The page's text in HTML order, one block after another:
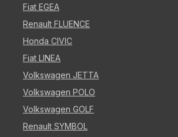
Fiat EGEA
Renault FLUENCE
Honda CIVIC
Fiat LINEA
Volkswagen JETTA
Volkswagen POLO
Volkswagen GOLF
Renault SYMBOL